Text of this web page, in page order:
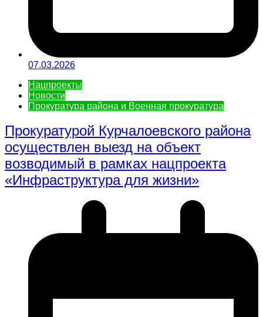
07.03.2026
Нацпроекты
Новости
Прокуратура района и Военная прокуратура
Прокуратурой Курчалоевского района
осуществлен выезд на объект
возводимый в рамках нацпроекта
«Инфраструктура для жизни»